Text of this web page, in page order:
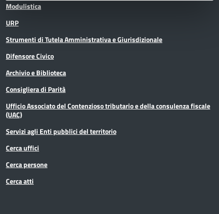
Modulistica
URP
Strumenti di Tutela Amministrativa e Giurisdizionale
Difensore Civico
Archivio e Biblioteca
Consigliera di Parità
Ufficio Associato del Contenzioso tributario e della consulenza fiscale
(UAC)
Servizi agli Enti pubblici del territorio
Cerca uffici
Cerca persone
Cerca atti